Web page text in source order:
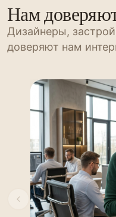
Нам
Дизайнеры,
доверяют нам